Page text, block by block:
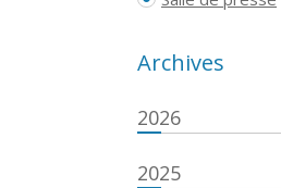
Archives
2026
2025